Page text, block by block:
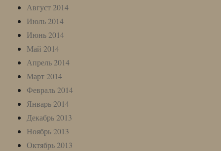
Август 2014
Июль 2014
Июнь 2014
Май 2014
Апрель 2014
Март 2014
Февраль 2014
Январь 2014
Декабрь 2013
Ноябрь 2013
Октябрь 2013